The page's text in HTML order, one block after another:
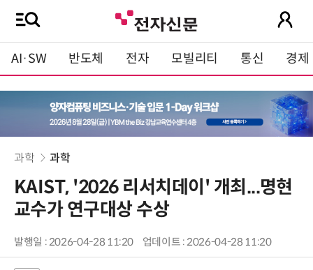
AI·SW 반도체 전자 모빌리티 통신 경제
과학 과학
KAIST, '2026 리서치데이' 개최...명현
교수가 연구대상 수상
발행일 : 2026-04-28 11:20 업데이트 : 2026-04-28 11:20